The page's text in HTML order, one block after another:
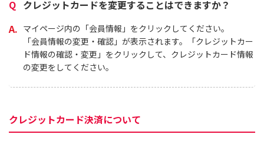
）に「乳酸菌 シロタ株」を1,000
います。ストレスを感じている人
不満を感じている人におすすめで
「乳酸菌 シロタ株」と「
でＷの強さ。1本80mlに
んでいます。
クレジットカードを変更することはできますか？
マイページ内の「会員情報」をクリックしてください。
「会員情報の変更・確認」が表示されます。「クレジットカー
ド情報の確認・変更」をクリックして、クレジットカード情報
の変更をしてください。
クレジットカード決済について